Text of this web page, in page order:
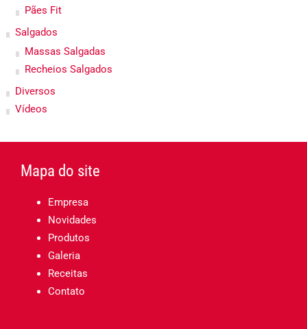
Pães Fit
Salgados
Massas Salgadas
Recheios Salgados
Diversos
Vídeos
Mapa do site
Empresa
Novidades
Produtos
Galeria
Receitas
Contato